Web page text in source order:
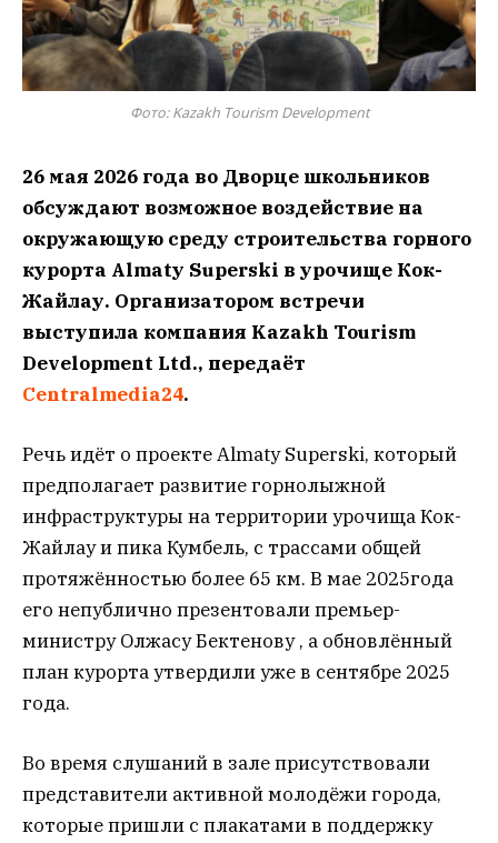
Фото: Kazakh Tourism Development
26 мая 2026 года во Дворце школьников
обсуждают возможное воздействие на
окружающую среду строительства горного
курорта Almaty Superski в урочище Кок-
Жайлау. Организатором встречи
выступила компания Kazakh Tourism
Development Ltd., передаёт
Centralmedia24.
Речь идёт о проекте Almaty Superski, который
предполагает развитие горнолыжной
инфраструктуры на территории урочища Кок-
Жайлау и пика Кумбель, с трассами общей
протяжённостью более 65 км. В мае 2025года
его непублично презентовали премьер-
министру Олжасу Бектенову , а обновлённый
план курорта утвердили уже в сентябре 2025
года.
Во время слушаний в зале присутствовали
представители активной молодёжи города,
которые пришли с плакатами в поддержку